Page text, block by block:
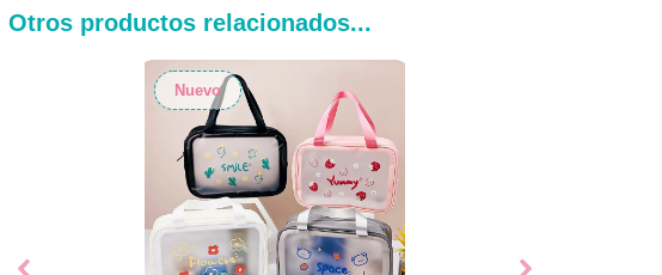
Otros productos relacionados...
Nuevo